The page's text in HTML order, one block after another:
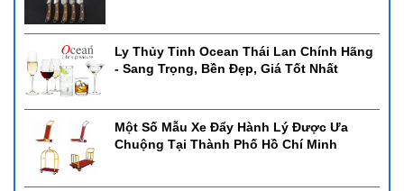
Ly Thủy Tinh Ocean Thái Lan Chính Hãng
- Sang Trọng, Bền Đẹp, Giá Tốt Nhất
Một Số Mẫu Xe Đẩy Hành Lý Được Ưa
Chuộng Tại Thành Phố Hồ Chí Minh